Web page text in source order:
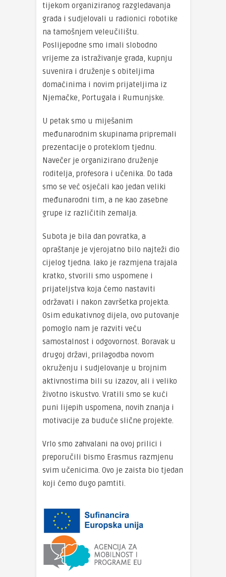
tijekom organiziranog razgledavanja
grada i sudjelovali u radionici robotike
na tamošnjem veleučilištu.
Poslijepodne smo imali slobodno
vrijeme za istraživanje grada, kupnju
suvenira i druženje s obiteljima
domaćinima i novim prijateljima iz
Njemačke, Portugala i Rumunjske.
U petak smo u miješanim
međunarodnim skupinama pripremali
prezentacije o proteklom tjednu.
Navečer je organizirano druženje
roditelja, profesora i učenika. Do tada
smo se već osjećali kao jedan veliki
međunarodni tim, a ne kao zasebne
grupe iz različitih zemalja.
Subota je bila dan povratka, a
opraštanje je vjerojatno bilo najteži dio
cijelog tjedna. Iako je razmjena trajala
kratko, stvorili smo uspomene i
prijateljstva koja ćemo nastaviti
održavati i nakon završetka projekta.
Osim edukativnog dijela, ovo putovanje
pomoglo nam je razviti veću
samostalnost i odgovornost. Boravak u
drugoj državi, prilagodba novom
okruženju i sudjelovanje u brojnim
aktivnostima bili su izazov, ali i veliko
životno iskustvo. Vratili smo se kući
puni lijepih uspomena, novih znanja i
motivacije za buduće slične projekte.
Vrlo smo zahvalani na ovoj prilici i
preporučili bismo Erasmus razmjenu
svim učenicima. Ovo je zaista bio tjedan
koji ćemo dugo pamtiti.